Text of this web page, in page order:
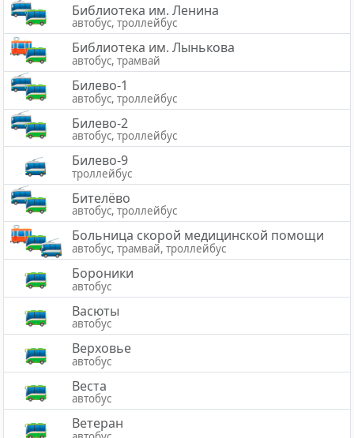
Библиотека им. Ленина
автобус, троллейбус
Библиотека им. Лынькова
автобус, трамвай
Билево-1
автобус, троллейбус
Билево-2
автобус, троллейбус
Билево-9
троллейбус
Бителёво
автобус, троллейбус
Больница скорой медицинской помощи
автобус, трамвай, троллейбус
Бороники
автобус
Васюты
автобус
Верховье
автобус
Веста
автобус
Ветеран